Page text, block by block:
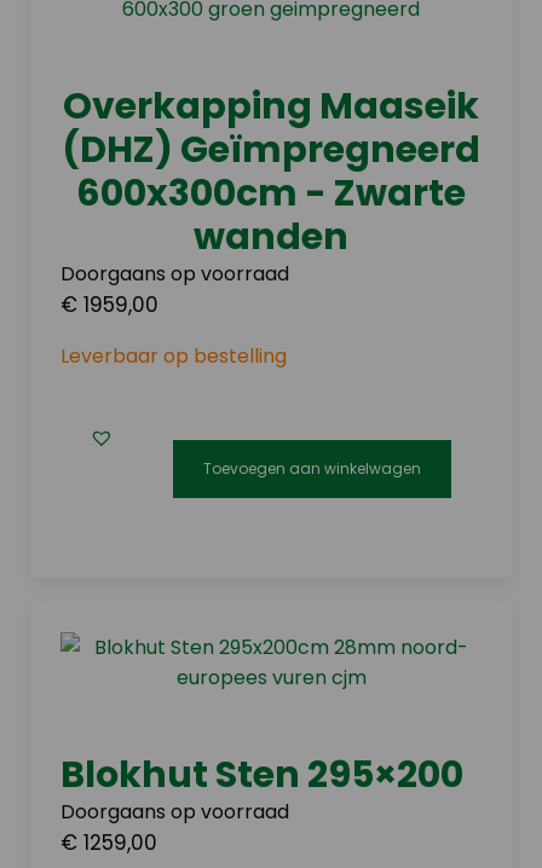
optie
gekozen
worden
op
de
productpagina
Overkapping Maaseik
(DHZ) Geïmpregneerd
600x300cm - Zwarte
wanden
Doorgaans op voorraad
€ 1959,00
Leverbaar op bestelling
Toevoegen aan winkelwagen
Blokhut Sten 295×200
Doorgaans op voorraad
€ 1259,00